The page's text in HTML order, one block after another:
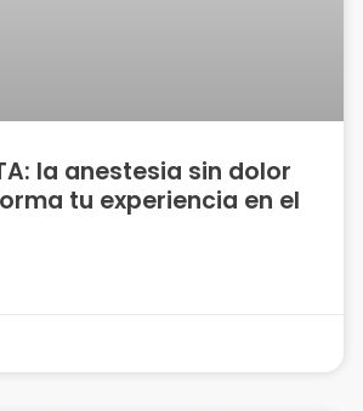
la anestesia sin dolor
tu experiencia en el